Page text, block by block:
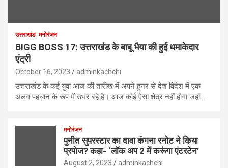
उत्तराखंड मनोरंजन
BIGG BOSS 17: उत्तराखंड के बाबू भैया की हुई धमाकेदार
एंट्री
October 16, 2023 adminkachchi
उत्तराखंड के कई युवा आज की तारीख में अपने हुनर से देश विदेश में एक
अलग पहचान के रूप में उभर रहे है। आज कोई ऐसा क्षेत्र नहीं होगा जहां…
मनोरंजन
पुनीत सुपरस्टार का दावा कंगना रनोट ने किया
प्रपोज? कहा- ‘लॉक अप 2 में करूंगा एंटरटेन’
August 2, 2023 adminkachchi